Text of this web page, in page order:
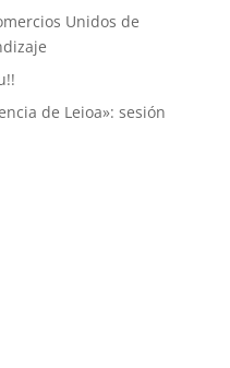
Unidos de
de Leioa»: sesión